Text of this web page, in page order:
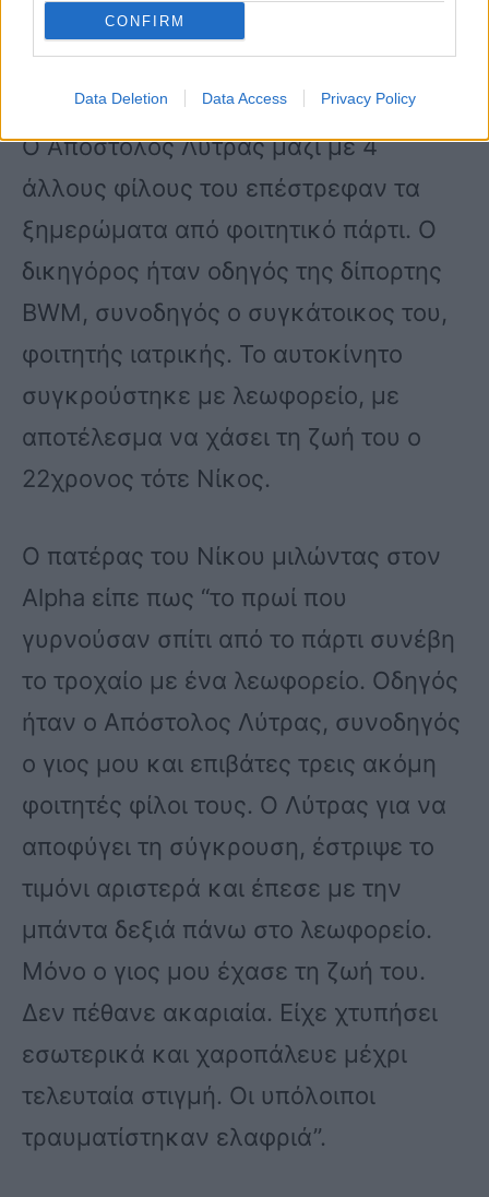
CONFIRM
Data Deletion Data Access Privacy Policy
νομική σχολή του Πανεπιστημίου της
Ο Απόστολος Λύτρας μαζί με 4
άλλους φίλους του επέστρεφαν τα
ξημερώματα από φοιτητικό πάρτι. Ο
δικηγόρος ήταν οδηγός της δίπορτης
BWM, συνοδηγός ο συγκάτοικος του,
φοιτητής ιατρικής. Το αυτοκίνητο
συγκρούστηκε με λεωφορείο, με
αποτέλεσμα να χάσει τη ζωή του ο
22χρονος τότε Νίκος.
Ο πατέρας του Νίκου μιλώντας στον
Alpha είπε πως “το πρωί που
γυρνούσαν σπίτι από το πάρτι συνέβη
το τροχαίο με ένα λεωφορείο. Οδηγός
ήταν ο Απόστολος Λύτρας, συνοδηγός
ο γιος μου και επιβάτες τρεις ακόμη
φοιτητές φίλοι τους. Ο Λύτρας για να
αποφύγει τη σύγκρουση, έστριψε το
τιμόνι αριστερά και έπεσε με την
μπάντα δεξιά πάνω στο λεωφορείο.
Μόνο ο γιος μου έχασε τη ζωή του.
Δεν πέθανε ακαριαία. Είχε χτυπήσει
εσωτερικά και χαροπάλευε μέχρι
τελευταία στιγμή. Οι υπόλοιποι
τραυματίστηκαν ελαφριά”.